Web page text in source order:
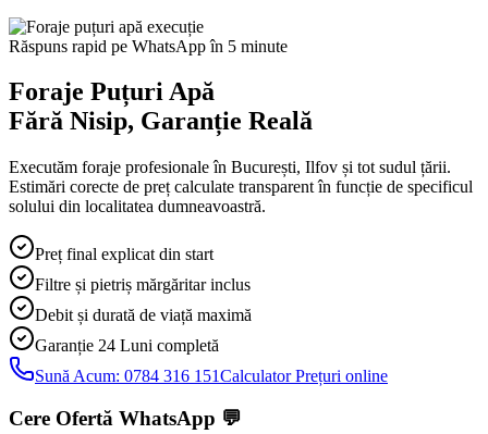
Răspuns rapid pe WhatsApp în 5 minute
Foraje Puțuri Apă
Fără Nisip, Garanție Reală
Executăm foraje profesionale în București, Ilfov și tot sudul țării.
Estimări corecte de preț calculate transparent în funcție de specificul
solului din localitatea dumneavoastră.
Preț final explicat din start
Filtre și pietriș mărgăritar inclus
Debit și durată de viață maximă
Garanție 24 Luni completă
Sună Acum: 0784 316 151Calculator Prețuri online
Cere Ofertă WhatsApp 💬